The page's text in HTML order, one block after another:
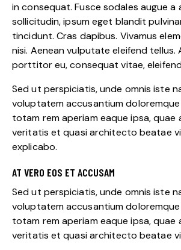
in consequat. Fusce sodales augue a
sollicitudin, ipsum eget blandit
tincidunt. Cras dapibus. Vivamus
nisi. Aenean vulputate eleifend tellus.
porttitor eu, consequat vitae,
Sed ut perspiciatis, unde omnis iste
voluptatem accusantium
totam rem aperiam eaque ipsa, quae
veritatis et quasi architecto beatae
explicabo.
AT VERO EOS ET ACCUSAM
Sed ut perspiciatis, unde omnis iste
voluptatem accusantium
totam rem aperiam eaque ipsa, quae
veritatis et quasi architecto beatae